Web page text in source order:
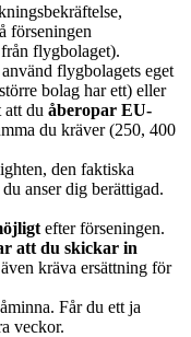
förseningen
flygbolaget).
flygbolagets eget
bolag har ett) eller
att du åberopar EU-
du kräver (250, 400
den faktiska
anser dig berättigad.
efter förseningen.
att du skickar in
kräva ersättning för
Får du ett ja
veckor.